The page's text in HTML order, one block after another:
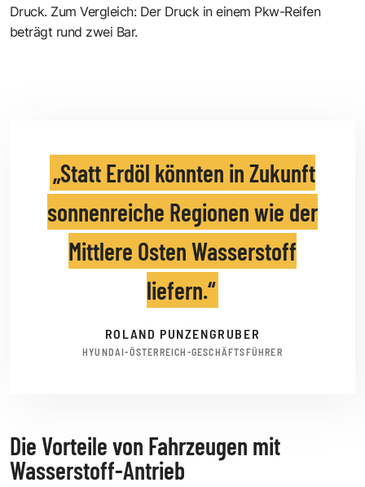
Druck. Zum Vergleich: Der Druck in einem Pkw-Reifen
beträgt rund zwei Bar.
Statt Erdöl könnten in Zukunft
sonnenreiche Regionen wie der
Mittlere Osten Wasserstoff
liefern.
ROLAND PUNZENGRUBER
HYUNDAI-ÖSTERREICH-GESCHÄFTSFÜHRER
Die Vorteile von Fahrzeugen mit
Wasserstoff-Antrieb